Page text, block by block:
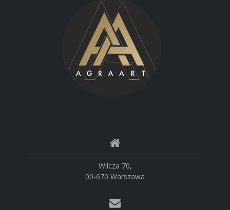
Wilcza 70,
00-670 Warszawa